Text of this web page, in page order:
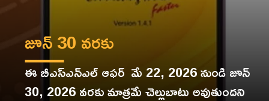
ఈ బీఎస్‌ఎన్‌ఎల్‌ ఆఫర్‌ మే 22, 2026 నుండి జూన్
30, 2026 వరకు మాత్రమే చెల్లుబాటు అవుతుందని